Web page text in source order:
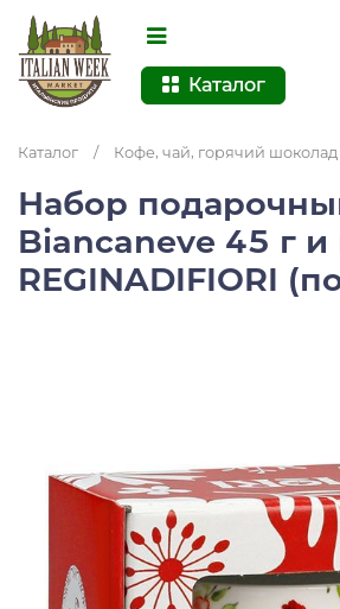
Каталог
Каталог / Кофе, чай, горячий шоколад
Набор
Biancaneve 45 г
REGINADIFIORI